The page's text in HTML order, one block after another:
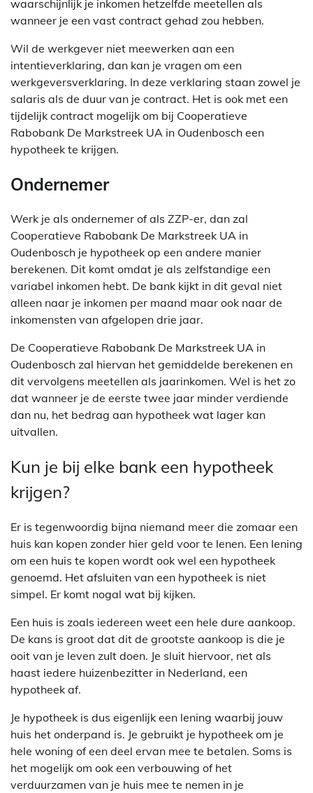
waarschijnlijk je inkomen hetzelfde meetellen als
wanneer je een vast contract gehad zou hebben.
Wil de werkgever niet meewerken aan een
intentieverklaring, dan kan je vragen om een
werkgeversverklaring. In deze verklaring staan zowel je
salaris als de duur van je contract. Het is ook met een
tijdelijk contract mogelijk om bij Cooperatieve
Rabobank De Markstreek UA in Oudenbosch een
hypotheek te krijgen.
Ondernemer
Werk je als ondernemer of als ZZP-er, dan zal
Cooperatieve Rabobank De Markstreek UA in
Oudenbosch je hypotheek op een andere manier
berekenen. Dit komt omdat je als zelfstandige een
variabel inkomen hebt. De bank kijkt in dit geval niet
alleen naar je inkomen per maand maar ook naar de
inkomensten van afgelopen drie jaar.
De Cooperatieve Rabobank De Markstreek UA in
Oudenbosch zal hiervan het gemiddelde berekenen en
dit vervolgens meetellen als jaarinkomen. Wel is het zo
dat wanneer je de eerste twee jaar minder verdiende
dan nu, het bedrag aan hypotheek wat lager kan
uitvallen.
Kun je bij elke bank een hypotheek
krijgen?
Er is tegenwoordig bijna niemand meer die zomaar een
huis kan kopen zonder hier geld voor te lenen. Een lening
om een huis te kopen wordt ook wel een hypotheek
genoemd. Het afsluiten van een hypotheek is niet
simpel. Er komt nogal wat bij kijken.
Een huis is zoals iedereen weet een hele dure aankoop.
De kans is groot dat dit de grootste aankoop is die je
ooit van je leven zult doen. Je sluit hiervoor, net als
haast iedere huizenbezitter in Nederland, een
hypotheek af.
Je hypotheek is dus eigenlijk een lening waarbij jouw
huis het onderpand is. Je gebruikt je hypotheek om je
hele woning of een deel ervan mee te betalen. Soms is
het mogelijk om ook een verbouwing of het
verduurzamen van je huis mee te nemen in je